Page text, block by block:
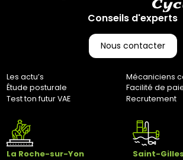
85000, Mouilleron-Le-CaptifConseils d'experts
Nous contacter
Les actu’s
Mécaniciens
Étude posturale
Facilité de
Test ton futur VAE
Recrutement
La Roche-sur-Yon Saint-